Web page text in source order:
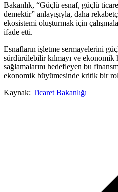
Bakanlık, “Güçlü esnaf, güçlü
demektir” anlayışıyla, daha
ekosistemi oluşturmak için
ifade etti.
Esnafların işletme sermayelerini
sürdürülebilir kılmayı ve ekonomik
sağlamalarını hedefleyen bu
ekonomik büyümesinde kritik bir
Kaynak: Ticaret Bakanlığı